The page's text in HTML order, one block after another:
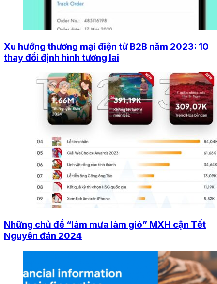
Xu hướng thương mại điện tử B2B năm 2023: 10
thay đổi định hình tương lai
Những chủ đề “làm mưa làm gió” MXH cận Tết
Nguyên đán 2024